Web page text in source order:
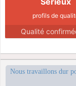
profils de
Qualité
Nous travaillons dur